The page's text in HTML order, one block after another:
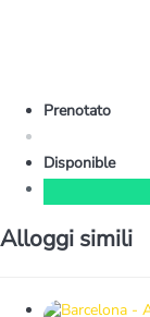
Prenotato
Disponible
Alloggi simili